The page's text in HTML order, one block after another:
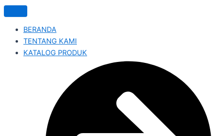
BERANDA
TENTANG KAMI
KATALOG PRODUK